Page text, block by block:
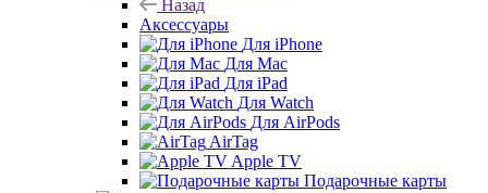
Назад
Аксессуары
Для iPhone
Для Mac
Для iPad
Для Watch
Для AirPods
AirTag
Apple TV
Подарочные карты